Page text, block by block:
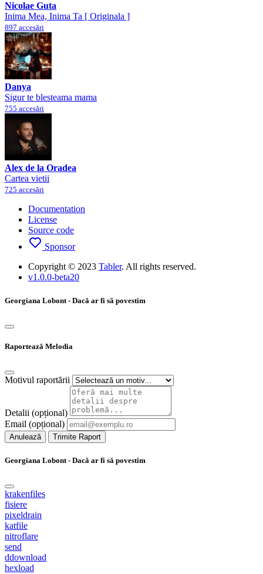
Nicolae Guta
Inima Mea, Inima Ta [ Originala ]
897 accesări
Danya
Sigur te blesteama mama
755 accesări
Alex de la Oradea
Cartea vietii
725 accesări
Documentation
License
Source code
Sponsor
Copyright © 2023 Tabler. All rights reserved.
v1.0.0-beta20
Georgiana Lobont - Dacă ar fi să povestim
Raportează Melodia
Motivul raportării
Detalii (opțional)
Email (opțional)
Anulează Trimite Raport
Georgiana Lobont - Dacă ar fi să povestim
krakenfiles
fisiere
pixeldrain
katfile
nitroflare
send
ddownload
hexload